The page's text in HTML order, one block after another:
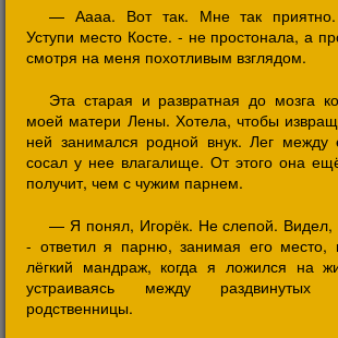
— Аааа. Вот так. Мне так
Уступи место Косте. - не простонала, а
смотря на меня похотливым взглядом.
Эта старая и развратная до мозга
моей матери Лены. Хотела, чтобы
ней занимался родной внук. Лег между
сосал у нее влагалище. От этого она
получит, чем с чужим парнем.
— Я понял, Игорёк. Не слепой. Видел,
- ответил я парню, занимая его
лёгкий мандраж, когда я ложился на
устраиваясь между
родственницы.